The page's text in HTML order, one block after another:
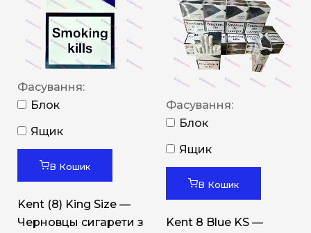
Фасування:
Блок
Ящик
В Кошик
Kent (8) King Size —
Черновцы сигарети з
Фасування:
Блок
Ящик
В Кошик
Kent 8 Blue KS —